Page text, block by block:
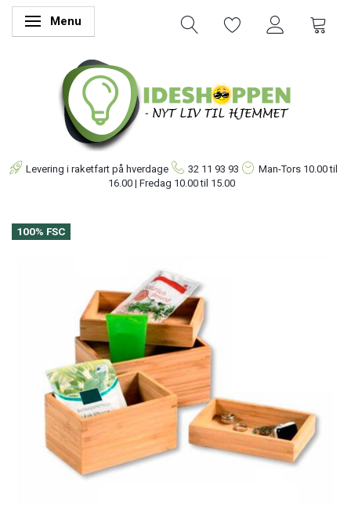
Skifte navigation
Menu
Levering i raketfart på hverdage 32 11 93 93 Man-Tors 10.00 til
16.00 | Fredag 10.00 til 15.00
100% FSC